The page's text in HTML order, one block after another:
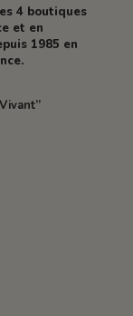
4 boutiques
et en
1985 en